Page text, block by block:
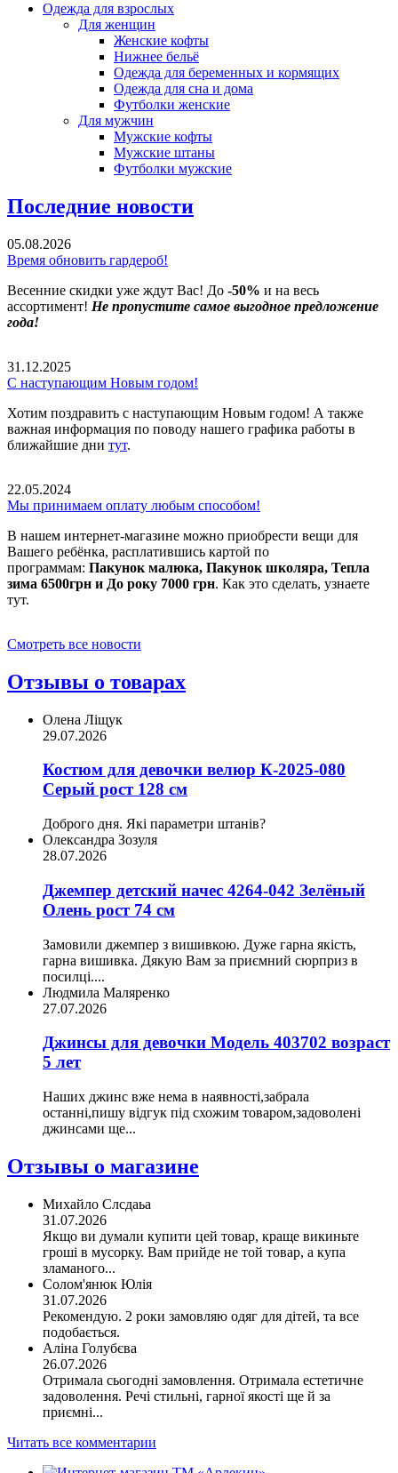
Одежда для взрослых
Для женщин
Женские кофты
Нижнее бельё
Одежда для беременных и кормящих
Одежда для сна и дома
Футболки женские
Для мужчин
Мужские кофты
Мужские штаны
Футболки мужские
Последние новости
05.08.2026
Время обновить гардероб!
Весенние скидки уже ждут Вас! До -50% и на весь
ассортимент! Не пропустите самое выгодное предложение
года!
31.12.2025
С наступающим Новым годом!
Хотим поздравить с наступающим Новым годом! А также
важная информация по поводу нашего графика работы в
ближайшие дни тут.
22.05.2024
Мы принимаем оплату любым способом!
В нашем интернет-магазине можно приобрести вещи для
Вашего ребёнка, расплатившись картой по
программам: Пакунок малюка, Пакунок школяра, Тепла
зима 6500грн и До року 7000 грн. Как это сделать, узнаете
тут.
Смотреть все новости
Отзывы о товарах
Олена Ліщук
29.07.2026
Костюм для девочки велюр К-2025-080
Серый рост 128 см
Доброго дня. Які параметри штанів?
Олександра Зозуля
28.07.2026
Джемпер детский начес 4264-042 Зелёный
Олень рост 74 см
Замовили джемпер з вишивкою. Дуже гарна якість,
гарна вишивка. Дякую Вам за приємний сюрприз в
посилці....
Людмила Маляренко
27.07.2026
Джинсы для девочки Модель 403702 возраст
5 лет
Наших джинс вже нема в наявності,забрала
останні,пишу відгук під схожим товаром,задоволені
джинсами ще...
Отзывы о магазине
Михайло Слсдаьа
31.07.2026
Якщо ви думали купити цей товар, краще викиньте
гроші в мусорку. Вам прийде не той товар, а купа
зламаного...
Солом'янюк Юлія
31.07.2026
Рекомендую. 2 роки замовляю одяг для дітей, та все
подобається.
Аліна Голубєва
26.07.2026
Отримала сьогодні замовлення. Отримала естетичне
задоволення. Речі стильні, гарної якості ще й за
приємні...
Читать все комментарии